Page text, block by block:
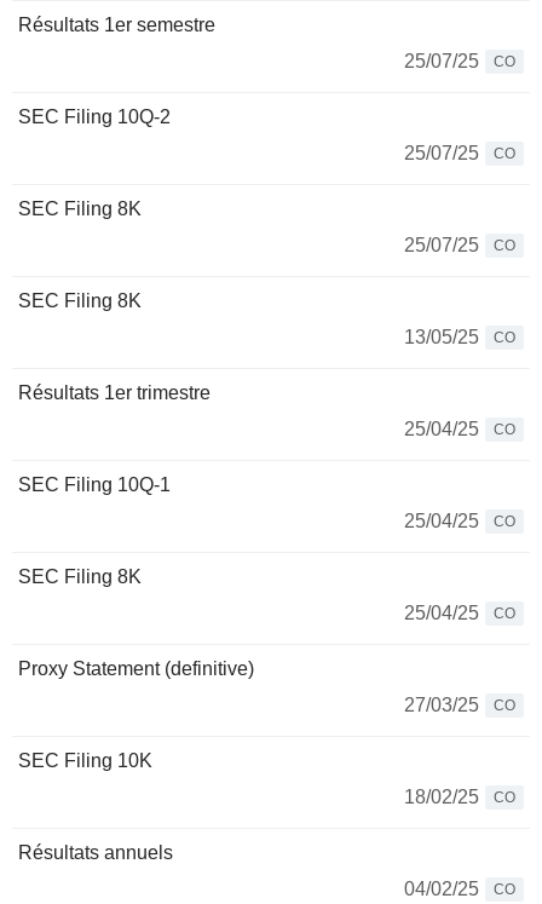
Résultats 1er semestre
25/07/25
CO
SEC Filing 10Q-2
25/07/25
CO
SEC Filing 8K
25/07/25
CO
SEC Filing 8K
13/05/25
CO
Résultats 1er trimestre
25/04/25
CO
SEC Filing 10Q-1
25/04/25
CO
SEC Filing 8K
25/04/25
CO
Proxy Statement (definitive)
27/03/25
CO
SEC Filing 10K
18/02/25
CO
Résultats annuels
04/02/25
CO